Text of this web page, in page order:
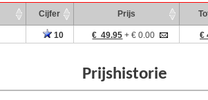
Cijfer Prijs
10 € 49.95 + € 0.00 €